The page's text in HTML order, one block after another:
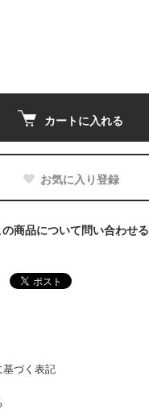
カートに入れる
お気に入り登録
の商品について問い合わせる
基づく表記